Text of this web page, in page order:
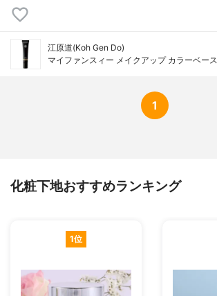
江原道(Koh Gen Do)
マイファンスィー メイクアップ カラーベース
1
化粧下地おすすめランキング
1位